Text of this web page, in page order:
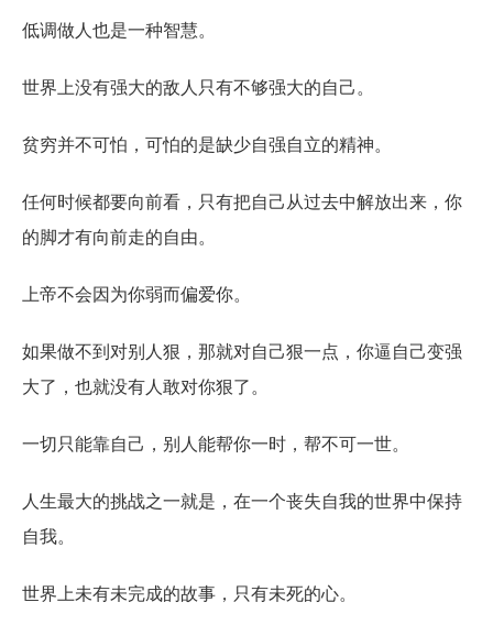
低调做人也是一种智慧。
世界上没有强大的敌人只有不够强大的自己。
贫穷并不可怕，可怕的是缺少自强自立的精神。
任何时候都要向前看，只有把自己从过去中解放出来，你
的脚才有向前走的自由。
上帝不会因为你弱而偏爱你。
如果做不到对别人狠，那就对自己狠一点，你逼自己变强
大了，也就没有人敢对你狠了。
一切只能靠自己，别人能帮你一时，帮不可一世。
人生最大的挑战之一就是，在一个丧失自我的世界中保持
自我。
世界上未有未完成的故事，只有未死的心。